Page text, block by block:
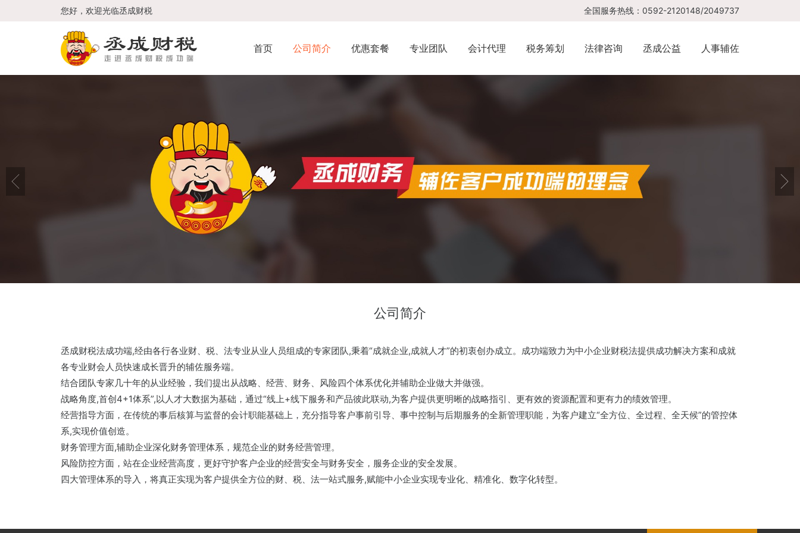
您好，欢迎光临丞成财税 全国服务热线：0592-2120148/2049737
人事辅佐
丞成公益
法律咨询
税务筹划
会计代理
专业团队
优惠套餐
公司简介
首页
公司简介
丞成财税法成功端,经由各行各业财、税、法专业从业人员组成的专家团队,秉着“成就企业,成就人才”的初衷创办成立。成功端致力为中小企业财税法提供成功解决方案和成就
各专业财会人员快速成长晋升的辅佐服务端。
结合团队专家几十年的从业经验，我们提出从战略、经营、财务、风险四个体系优化并辅助企业做大并做强。
战略角度,首创4+1体系”,以人才大数据为基础，通过“线上+线下服务和产品彼此联动,为客户提供更明晰的战略指引、更有效的资源配置和更有力的绩效管理。
经营指导方面，在传统的事后核算与监督的会计职能基础上，充分指导客户事前引导、事中控制与后期服务的全新管理职能，为客户建立“全方位、全过程、全天候”的管控体
系,实现价值创造。
财务管理方面,辅助企业深化财务管理体系，规范企业的财务经营管理。
风险防控方面，站在企业经营高度，更好守护客户企业的经营安全与财务安全，服务企业的安全发展。
四大管理体系的导入，将真正实现为客户提供全方位的财、税、法一站式服务,赋能中小企业实现专业化、精准化、数字化转型。